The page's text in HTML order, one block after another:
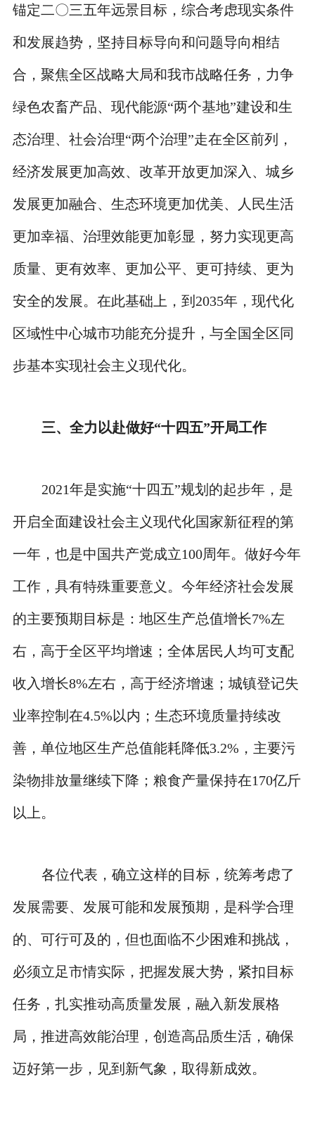
锚定二〇三五年远景目标，综合考虑现实条件
和发展趋势，坚持目标导向和问题导向相结
合，聚焦全区战略大局和我市战略任务，力争
绿色农畜产品、现代能源“两个基地”建设和生
态治理、社会治理“两个治理”走在全区前列，
经济发展更加高效、改革开放更加深入、城乡
发展更加融合、生态环境更加优美、人民生活
更加幸福、治理效能更加彰显，努力实现更高
质量、更有效率、更加公平、更可持续、更为
安全的发展。在此基础上，到2035年，现代化
区域性中心城市功能充分提升，与全国全区同
步基本实现社会主义现代化。
三、全力以赴做好“十四五”开局工作
2021年是实施“十四五”规划的起步年，是
开启全面建设社会主义现代化国家新征程的第
一年，也是中国共产党成立100周年。做好今年
工作，具有特殊重要意义。今年经济社会发展
的主要预期目标是：地区生产总值增长7%左
右，高于全区平均增速；全体居民人均可支配
收入增长8%左右，高于经济增速；城镇登记失
业率控制在4.5%以内；生态环境质量持续改
善，单位地区生产总值能耗降低3.2%，主要污
染物排放量继续下降；粮食产量保持在170亿斤
以上。
各位代表，确立这样的目标，统筹考虑了
发展需要、发展可能和发展预期，是科学合理
的、可行可及的，但也面临不少困难和挑战，
必须立足市情实际，把握发展大势，紧扣目标
任务，扎实推动高质量发展，融入新发展格
局，推进高效能治理，创造高品质生活，确保
迈好第一步，见到新气象，取得新成效。